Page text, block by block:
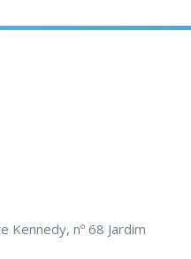
Kennedy, nº 68 Jardim